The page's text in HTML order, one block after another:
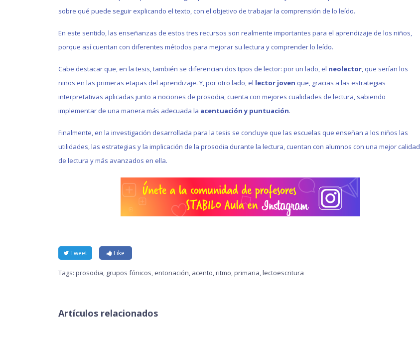
sobre qué puede seguir explicando el texto, con el objetivo de trabajar la comprensión de lo leído.
En este sentido, las enseñanzas de estos tres recursos son realmente importantes para el aprendizaje de los niños,
porque así cuentan con diferentes métodos para mejorar su lectura y comprender lo leído.
Cabe destacar que, en la tesis, también se diferencian dos tipos de lector: por un lado, el neolector, que serían los
niños en las primeras etapas del aprendizaje. Y, por otro lado, el lector joven que, gracias a las estrategias
interpretativas aplicadas junto a nociones de prosodia, cuenta con mejores cualidades de lectura, sabiendo
implementar de una manera más adecuada la acentuación y puntuación.
Finalmente, en la investigación desarrollada para la tesis se concluye que las escuelas que enseñan a los niños las
utilidades, las estrategias y la implicación de la prosodia durante la lectura, cuentan con alumnos con una mejor calidad
de lectura y más avanzados en ella.
Tweet Like
Tags: prosodia, grupos fónicos, entonación, acento,ritmo,primaria,lectoescritura
Artículos relacionados